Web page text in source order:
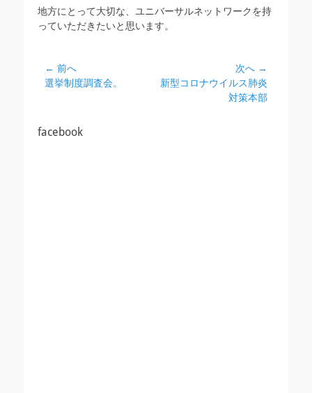
日
者
地方にとって大切な、ユニバーサルネットワークを持
っていただきたいと思います。
投
稿
ゲ
← 前へ
前
選挙制度調査会。
次へ →
次
新型コロナウイルス肺炎
対策本部
facebook